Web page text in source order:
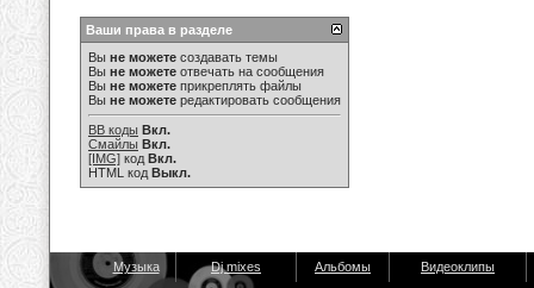
Ваши права в разделе
Вы не можете создавать темы
Вы не можете отвечать на сообщения
Вы не можете прикреплять файлы
Вы не можете редактировать сообщения
BB коды Вкл.
Смайлы Вкл.
[IMG] код Вкл.
HTML код Выкл.
Музыка Dj mixes Альбомы Видеоклипы